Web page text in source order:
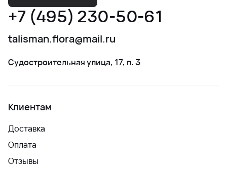
+7 (495) 230-50-61
talisman.flora@mail.ru
Судостроительная улица, 17, п. 3
Клиентам
Доставка
Оплата
Отзывы